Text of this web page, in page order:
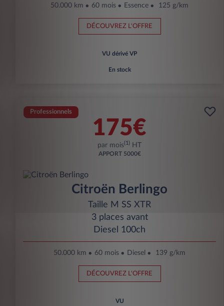
50.000 km 60 mois Essence 125 g/km
DÉCOUVREZ L'OFFRE
VU dérivé VP
En stock
Professionnels
175€
par mois(1) HT
APPORT 5000€
Citroën Berlingo
Taille M SS XTR
3 places avant
Diesel 100ch
50.000 km 60 mois Diesel 139 g/km
DÉCOUVREZ L'OFFRE
VU